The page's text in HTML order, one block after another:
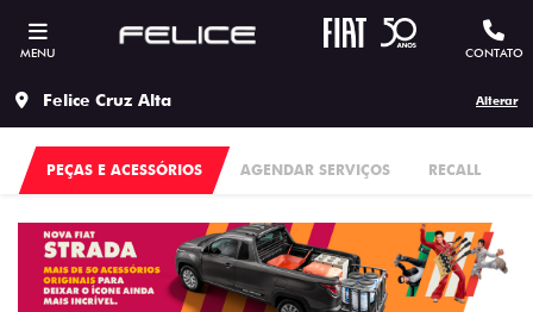
MENU CONTATO
Felice Cruz Alta Alterar
AGENDAR SERVIÇOS
PEÇAS E ACESSÓRIOS RECALL